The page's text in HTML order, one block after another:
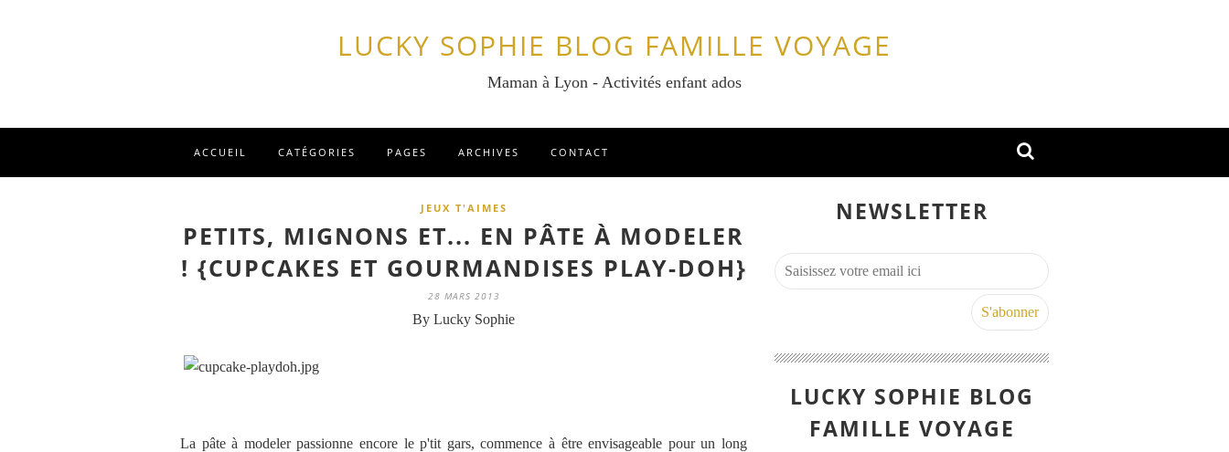
LUCKY SOPHIE BLOG FAMILLE VOYAGE
Maman à Lyon - Activités enfant ados
ACCUEIL CATÉGORIES PAGES ARCHIVES CONTACT
JEUX T'AIMES
PETITS, MIGNONS ET... EN PÂTE À MODELER
! {CUPCAKES ET GOURMANDISES PLAY-DOH}
28 MARS 2013
By Lucky Sophie
La pâte à modeler passionne encore le p'tit gars, commence à être envisageable pour un long
NEWSLETTER
LUCKY SOPHIE BLOG
FAMILLE VOYAGE